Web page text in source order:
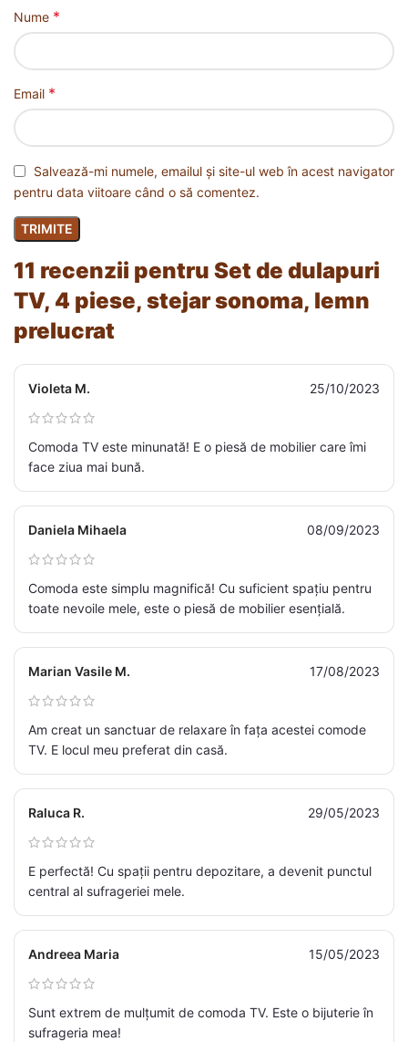
11 recenzii pentru Set de dulapuri
TV, 4 piese, stejar sonoma, lemn
prelucrat
Violeta M. 25/10/2023
Comoda TV este minunată! E o piesă de mobilier care îmi
face ziua mai bună.
Daniela Mihaela 08/09/2023
Comoda este simplu magnifică! Cu suficient spațiu pentru
toate nevoile mele, este o piesă de mobilier esențială.
Marian Vasile M. 17/08/2023
Am creat un sanctuar de relaxare în fața acestei comode
TV. E locul meu preferat din casă.
Raluca R. 29/05/2023
E perfectă! Cu spații pentru depozitare, a devenit punctul
central al sufrageriei mele.
Andreea Maria 15/05/2023
Sunt extrem de mulțumit de comoda TV. Este o bijuterie în
sufrageria mea!
Nume *
Email *
Salvează-mi numele, emailul și site-ul web în acest navigator
pentru data viitoare când o să comentez.